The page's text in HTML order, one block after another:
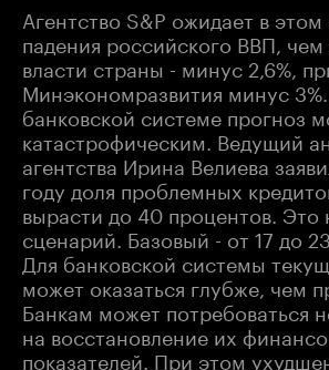
Агентство S&P ожидает в
падения российского ВВП,
власти страны - минус 2,6%,
Минэкономразвития минус
банковской системе прогноз
катастрофическим. Ведущий
агентства Ирина Велиева
году доля проблемных
вырасти до 40 процентов. Это
сценарий. Базовый - от 17 до
Для банковской системы
может оказаться глубже, чем
Банкам может потребоваться
на восстановление их
показателей. При этом